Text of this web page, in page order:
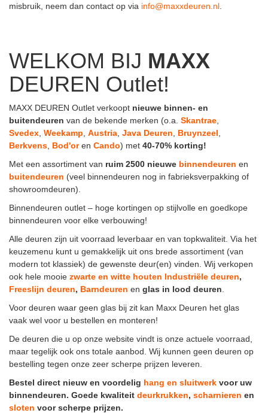
misbruik, neem dan contact op via info@maxxdeuren.nl
WELKOM BIJ MAXX
DEUREN Outlet!
MAXX DEUREN Outlet verkoopt nieuwe binnen- en
buitendeuren van de bekende merken (o.a. Skantrae
Svedex Weekamp Austria Java Deuren Bruynzeel
Berkvens Bod'oren Cando) met 40-70% korting!
Met een assortiment van ruim 2500 nieuwe binnendeuren en
buitendeuren (veel binnendeuren nog in fabrieksverpakking of
showroomdeuren).
Binnendeuren outlet – hoge kortingen op stijlvolle en goedkope
binnendeuren voor elke verbouwing!
Alle deuren zijn uit voorraad leverbaar en van topkwaliteit. Via het
keuzemenu kunt u gemakkelijk uit ons brede assortiment (van
modern tot klassiek) de gewenste deur(en) vinden. Wij verkopen
ook hele mooie zwarte en witte houten Industriële deuren,
Freeslijn deuren, Barndeuren en glas in lood deuren
Voor deuren waar geen glas bij zit kan Maxx Deuren het glas
vaak wel voor u bestellen en monteren!
De deuren die u op onze website vindt is onze actuele voorraad,
maar tegelijk ook ons totale aanbod. Wij kunnen geen deuren op
bestelling tegen onze zeer scherpe prijzen leveren.
Bestel direct nieuw en voordelig hang en sluitwerk voor uw
binnendeuren. Goede kwaliteit deurkrukken, scharnieren en
sloten voor scherpe prijzen.